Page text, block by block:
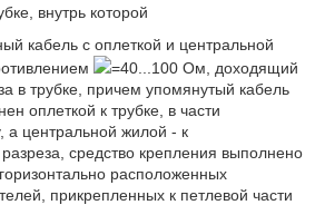
внутрь которой
кабель с оплеткой и центральной
=40...100 Ом, доходящий
в трубке, причем упомянутый кабель
оплеткой к трубке, в части
а центральной жилой - к
средство крепления выполнено
расположенных
прикрепленных к петлевой части